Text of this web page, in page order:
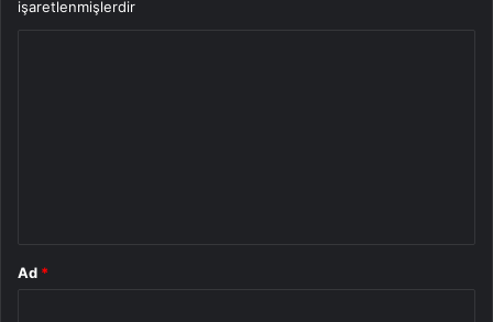
işaretlenmişlerdir
Ad *